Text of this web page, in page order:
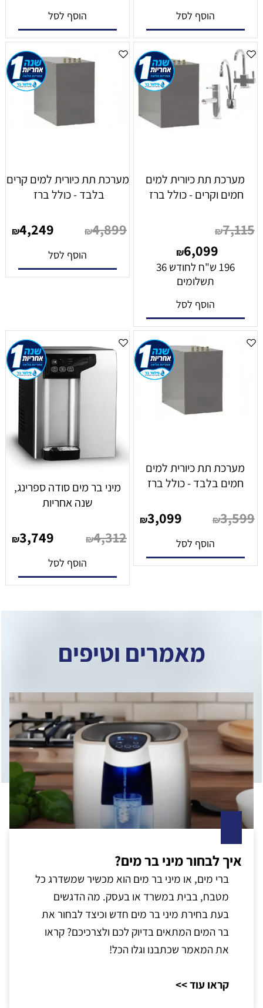
הוסף לסל הוסף לסל
מערכת תת כיורית למים
חמים וקרים - כולל ברז
₪7,115
₪6,099
196 ש"ח לחודש 36
תשלומים
הוסף לסל
מערכת תת כיורית למים קרים
בלבד - כולל ברז
₪4,899
₪4,249
הוסף לסל
מערכת תת כיורית למים
חמים בלבד - כולל ברז
₪3,599
₪3,099
הוסף לסל
מיני בר מים סודה ספרינג,
שנה אחריות
₪4,312
₪3,749
הוסף לסל
מאמרים וטיפים
איך לבחור מיני בר מים?
ברי מים, או מיני בר מים הוא מכשיר שמשדרג כל
מטבח, בבית במשרד או בעסק. מה הדגשים
בעת בחירת מיני בר מים חדש וכיצד לבחור את
בר המים המתאים בדיוק לכם ולצרכיכם? קראו
את המאמר שכתבנו וגלו הכל!
קראו עוד >>